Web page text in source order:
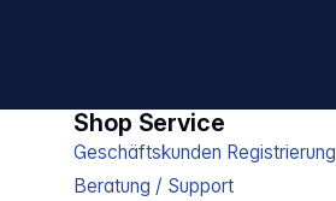
Shop Service
Geschäftskunden Registrierung
Beratung / Support